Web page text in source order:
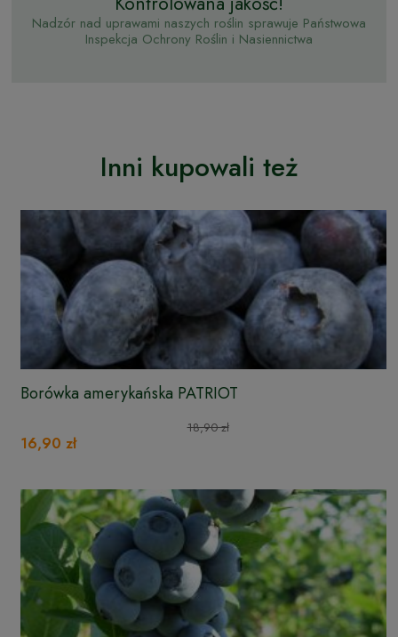
Nadzór nad uprawami naszych roślin sprawuje Państwowa
Inspekcja Ochrony Roślin i Nasiennictwa
Inni kupowali też
Borówka amerykańska PATRIOT
18,90 zł
16,90 zł